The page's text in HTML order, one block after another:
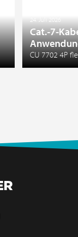
24. Juli 2026
Cat.-7-
CU 7702 4P